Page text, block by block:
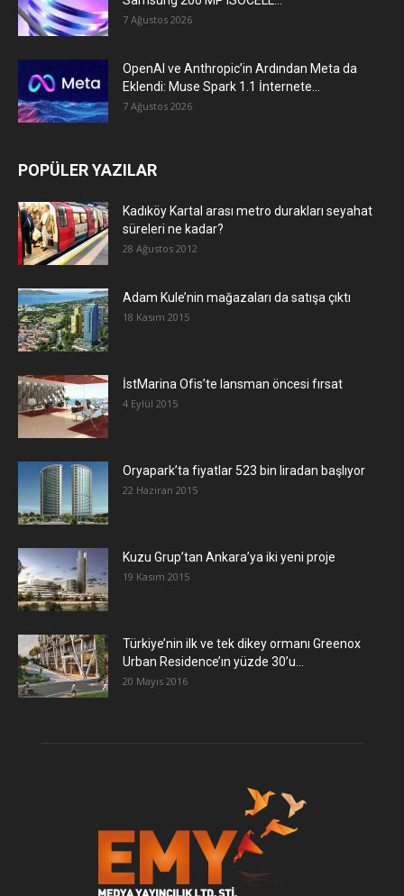
7 Ağustos 2026
OpenAI ve Anthropic’in Ardından Meta da
Eklendi: Muse Spark 1.1 İnternete...
7 Ağustos 2026
POPÜLER YAZILAR
Kadıköy Kartal arası metro durakları seyahat
süreleri ne kadar?
28 Ağustos 2012
Adam Kule’nin mağazaları da satışa çıktı
18 Kasım 2015
İstMarina Ofis’te lansman öncesi fırsat
4 Eylül 2015
Oryapark’ta fiyatlar 523 bin liradan başlıyor
22 Haziran 2015
​Kuzu Grup’tan Ankara’ya iki yeni proje
19 Kasım 2015
Türkiye’nin ilk ve tek dikey ormanı Greenox
Urban Residence’ın yüzde 30’u...
20 Mayıs 2016